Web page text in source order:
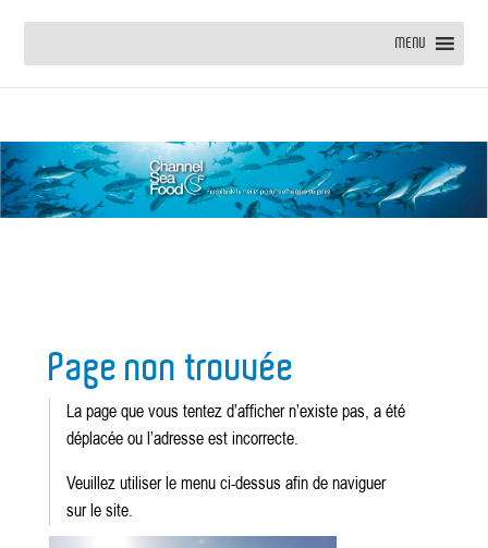
MENU
Page non trouvée
La page que vous tentez d’afficher n’existe pas, a été
déplacée ou l’adresse est incorrecte.
Veuillez utiliser le menu ci-dessus afin de naviguer
sur le site.